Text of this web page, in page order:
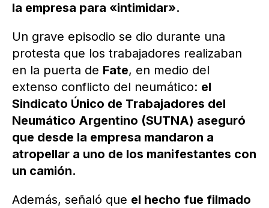
la empresa para «intimidar».
Un grave episodio se dio durante una
protesta que los trabajadores realizaban
en la puerta de Fate, en medio del
extenso conflicto del neumático: el
Sindicato Único de Trabajadores del
Neumático Argentino (SUTNA) aseguró
que desde la empresa mandaron a
atropellar a uno de los manifestantes con
un camión.
Además, señaló que el hecho fue filmado